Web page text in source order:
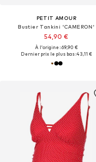
PETIT AMOUR
Bustier Tankini 'CAMERON'
54,90 €
À l'origine : 69,90 €
Dernier prix le plus bas :43,11 €